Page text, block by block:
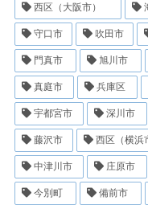
西区（大阪市）
守口市 吹田市
門真市 旭川市
真庭市 兵庫区
宇都宮市 深川市
藤沢市 西区（横浜
中津川市 庄原市
今別町 備前市